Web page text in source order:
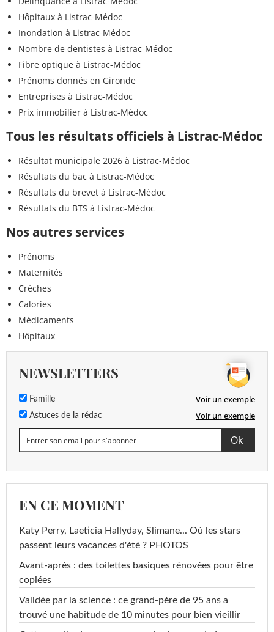
Hôpitaux à Listrac-Médoc
Inondation à Listrac-Médoc
Nombre de dentistes à Listrac-Médoc
Fibre optique à Listrac-Médoc
Prénoms donnés en Gironde
Entreprises à Listrac-Médoc
Prix immobilier à Listrac-Médoc
Tous les résultats officiels à Listrac-Médoc
Résultat municipale 2026 à Listrac-Médoc
Résultats du bac à Listrac-Médoc
Résultats du brevet à Listrac-Médoc
Résultats du BTS à Listrac-Médoc
Nos autres services
Prénoms
Maternités
Crèches
Calories
Médicaments
Hôpitaux
NEWSLETTERS
Famille Voir un exemple
Astuces de la rédac Voir un exemple
EN CE MOMENT
Katy Perry, Laeticia Hallyday, Slimane... Où les stars
passent leurs vacances d'été ? PHOTOS
Avant-après : des toilettes basiques rénovées pour être
copiées
Validée par la science : ce grand-père de 95 ans a
trouvé une habitude de 10 minutes pour bien vieillir